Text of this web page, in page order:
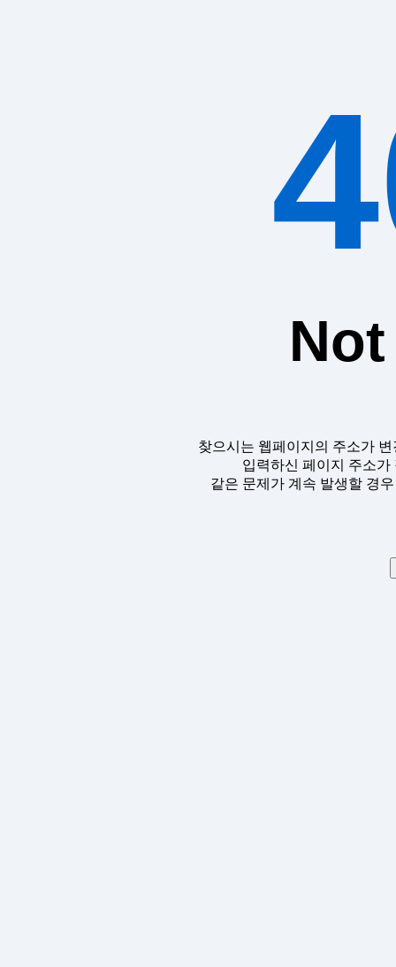
찾으시는 웹페이지의 주소가
입력하신 페이지 주소
같은 문제가 계속 발생할 경